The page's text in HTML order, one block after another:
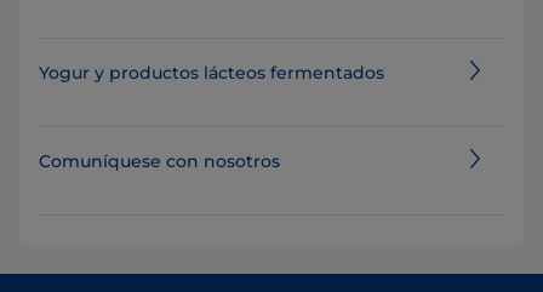
Yogur y productos lácteos fermentados
Comuníquese con nosotros